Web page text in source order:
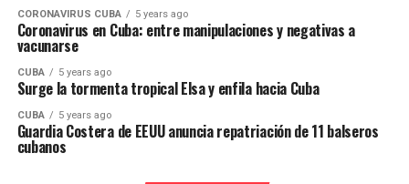
CORONAVIRUS CUBA 5 years ago
Coronavirus en Cuba: entre manipulaciones y negativas a
vacunarse
CUBA 5 years ago
Surge la tormenta tropical Elsa y enfila hacia Cuba
CUBA 5 years ago
Guardia Costera de EEUU anuncia repatriación de 11 balseros
cubanos